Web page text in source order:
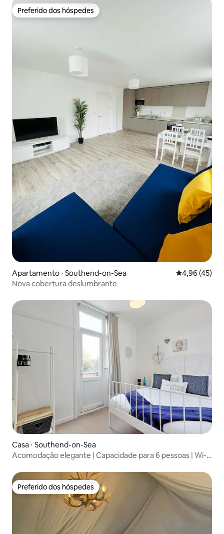
Preferido dos hóspedes
Preferido dos hóspedes
Apartamento ⋅ Southend-on-Sea 4,96 de uma
4,96 (45)
Nova cobertura deslumbrante
Casa ⋅ Southend-on-Sea
Acomodação elegante | Capacidade para 6 pessoas | Wi-Fi
Preferido dos hóspedes
Preferido dos hóspedes